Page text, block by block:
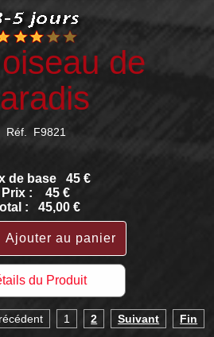
de
Réf. F9821
de base
45 €
Prix :
45 €
:
45,00 €
du Produit
1 2 Suivant Fin